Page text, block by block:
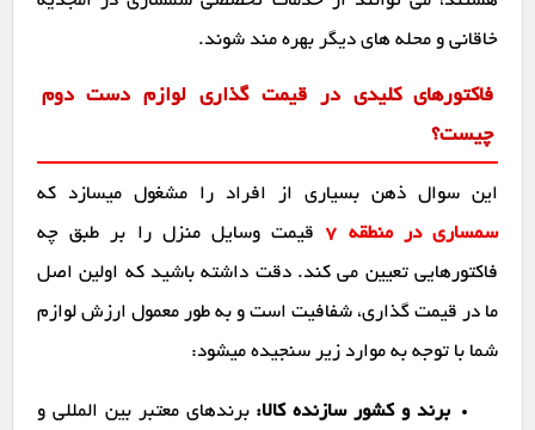
خاقانی و محله های دیگر بهره مند شوند.
فاکتورهای کلیدی در قیمت گذاری لوازم دست دوم
چیست؟
این سوال ذهن بسیاری از افراد را مشغول میسازد که
سمساری در منطقه 7
قیمت وسایل منزل را بر طبق چه
فاکتورهایی تعیین می کند. دقت داشته باشید که اولین اصل
ما در قیمت گذاری، شفافیت است و به طور معمول ارزش لوازم
شما با توجه به موارد زیر سنجیده میشود:
برند و کشور سازنده کالا: برندهای معتبر بین المللی و